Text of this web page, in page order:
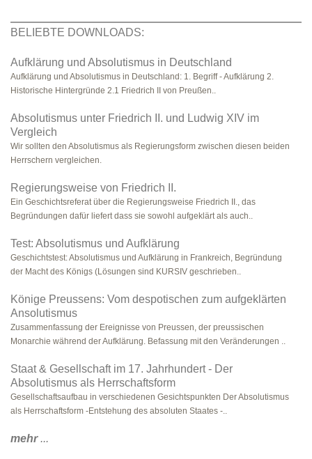
BELIEBTE DOWNLOADS:
Aufklärung und Absolutismus in Deutschland
Aufklärung und Absolutismus in Deutschland: 1. Begriff - Aufklärung 2.
Historische Hintergründe 2.1 Friedrich II von Preußen..
Absolutismus unter Friedrich II. und Ludwig XIV im
Vergleich
Wir sollten den Absolutismus als Regierungsform zwischen diesen beiden
Herrschern vergleichen.
Regierungsweise von Friedrich II.
Ein Geschichtsreferat über die Regierungsweise Friedrich II., das
Begründungen dafür liefert dass sie sowohl aufgeklärt als auch..
Test: Absolutismus und Aufklärung
Geschichtstest: Absolutismus und Aufklärung in Frankreich, Begründung
der Macht des Königs (Lösungen sind KURSIV geschrieben..
Könige Preussens: Vom despotischen zum aufgeklärten
Ansolutismus
Zusammenfassung der Ereignisse von Preussen, der preussischen
Monarchie während der Aufklärung. Befassung mit den Veränderungen ..
Staat & Gesellschaft im 17. Jahrhundert - Der
Absolutismus als Herrschaftsform
Gesellschaftsaufbau in verschiedenen Gesichtspunkten Der Absolutismus
als Herrschaftsform -Entstehung des absoluten Staates -..
mehr...